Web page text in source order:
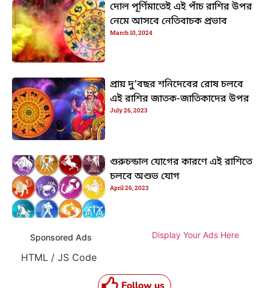
দোল পূর্ণিমাতেই এই পাঁচ রাশির উপর
নেমে আসবে নেতিবাচক প্রভাব
March 10, 2024
প্রায় দু’বছর শনিদেবের রোষ চলবে
এই রাশির জাতক-জাতিকাদের উপর
July 26, 2023
গুরুচন্ডাল যোগের কারণে এই রাশিতে
চলবে অশুভ যোগ
April 26, 2023
Sponsored Ads Display Your Ads Here
HTML / JS Code
Follow us